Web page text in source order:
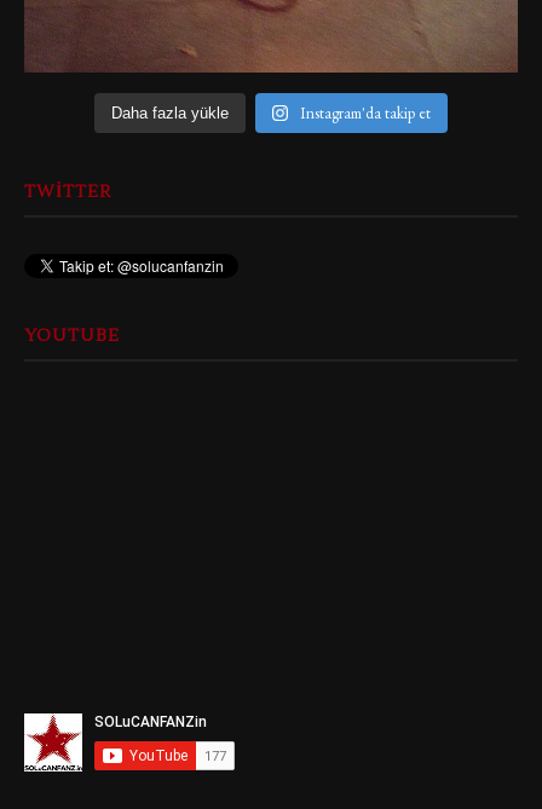
Daha fazla yükle Instagram'da takip et
TWITTER
YOUTUBE